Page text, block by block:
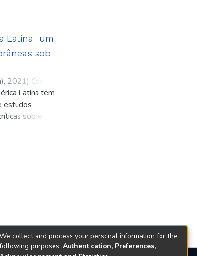
Latina : um
sob
, 2021) Costa,
Latina tem
estudos
sobre a
localizados
Latina e o
We collect and process your personal information for the
following purposes: Authentication, Preferences,